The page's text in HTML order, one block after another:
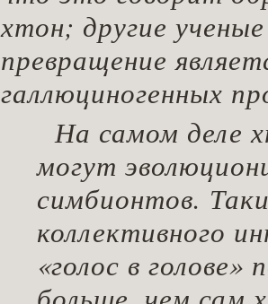
хтон; другие
превращение
галлюциногенных
На самом деле
могут
симбионтов.
коллективного
«голос в